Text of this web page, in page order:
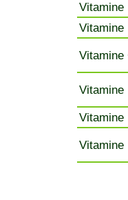
Vitamine
Vitamine
Vitamine
Vitamine
Vitamine
Vitamine